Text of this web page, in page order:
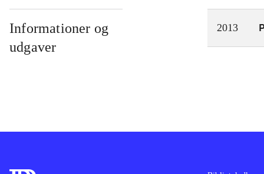
Informationer og
udgaver
2013